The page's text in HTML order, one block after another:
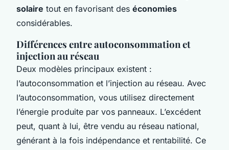
solaire tout en favorisant des économies
considérables.
Différences entre autoconsommation et
injection au réseau
Deux modèles principaux existent :
l’autoconsommation et l’injection au réseau. Avec
l’autoconsommation, vous utilisez directement
l’énergie produite par vos panneaux. L’excédent
peut, quant à lui, être vendu au réseau national,
générant à la fois indépendance et rentabilité. Ce